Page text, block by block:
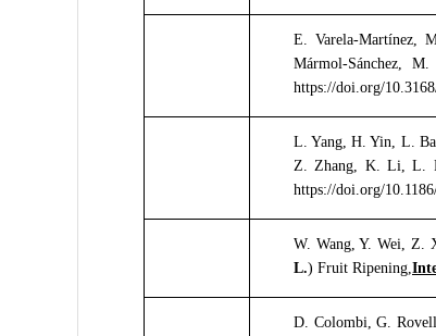
E. Varela-Martínez,
Mármol-Sánchez,
https://doi.org/
L. Yang, H. Yin, L.
Z. Zhang, K. Li, L.
https://doi.org/
W. Wang, Y. Wei, Z.
L.) Fruit Ripening,
D. Colombi, G.